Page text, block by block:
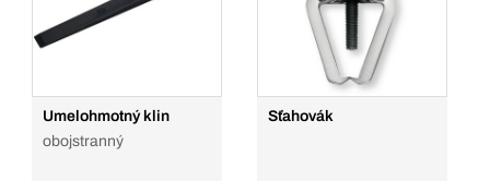
Umelohmotný klin
obojstranný
Sťahovák